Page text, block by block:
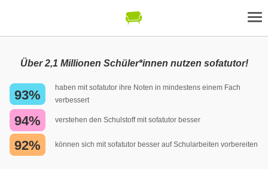
Über 2,1 Millionen Schüler*innen nutzen sofatutor!
93%
haben mit sofatutor ihre Noten in mindestens einem Fach
verbessert
94% verstehen den Schulstoff mit sofatutor besser
92% können sich mit sofatutor besser auf Schularbeiten vorbereiten